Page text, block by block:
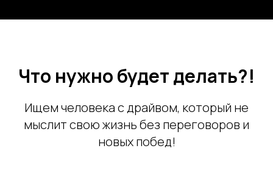
Что нужно будет делать?!
Ищем человека с драйвом, который не
мыслит свою жизнь без переговоров и
новых побед!